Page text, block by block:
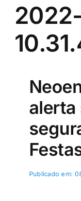
Colunas e
Buscar
resultados
alerta
Publicado em: